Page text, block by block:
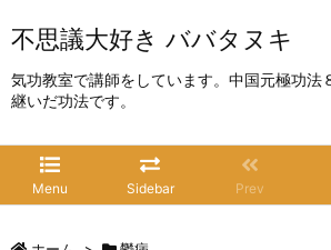
不思議大好き ババタヌキ
気功教室で講師をしています。中国元極功法
継いだ功法です。
Menu Sidebar Prev